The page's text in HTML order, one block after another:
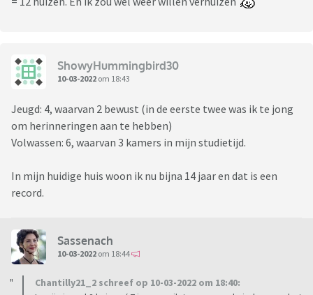
ShowyHummingbird30
10-03-2022 om 18:43
Jeugd: 4, waarvan 2 bewust (in de eerste twee was ik te jong
om herinneringen aan te hebben)
Volwassen: 6, waarvan 3 kamers in mijn studietijd.
In mijn huidige huis woon ik nu bijna 14 jaar en dat is een
record.
Sassenach
10-03-2022 om 18:44
Chantilly21_2 schreef op 10-03-2022 om 18:40: